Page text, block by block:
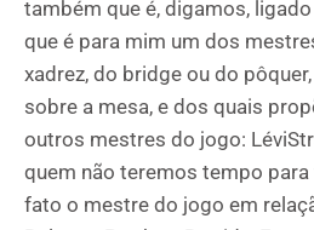
também que é, digamos,
que é para mim um dos
xadrez, do bridge ou do
sobre a mesa, e dos quais
outros mestres do jogo:
quem não teremos tempo para
fato o mestre do jogo em